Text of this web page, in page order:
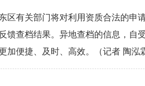
有关部门将对利用资质合法的申
查档结果。异地查档的信息，自
便捷、及时、高效。（记者 陶泓